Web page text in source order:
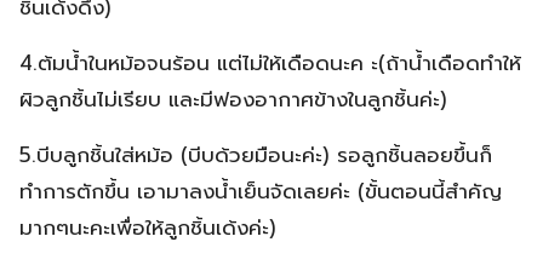
ชิ้นเด้งดึ๋ง)
4.ต้มน้ำในหม้อจนร้อน แต่ไม่ให้เดือดนะค ะ(ถ้าน้ำเดือดทำให้
ผิวลูกชิ้นไม่เรียบ และมีฟองอากาศข้างในลูกชิ้นค่ะ)
5.บีบลูกชิ้นใส่หม้อ (บีบด้วยมือนะค่ะ) รอลูกชิ้นลอยขึ้นก็
ทำการตักขึ้น เอามาลงน้ำเย็นจัดเลยค่ะ (ขั้นตอนนี้สำคัญ
มากๆนะคะเพื่อให้ลูกชิ้นเด้งค่ะ)